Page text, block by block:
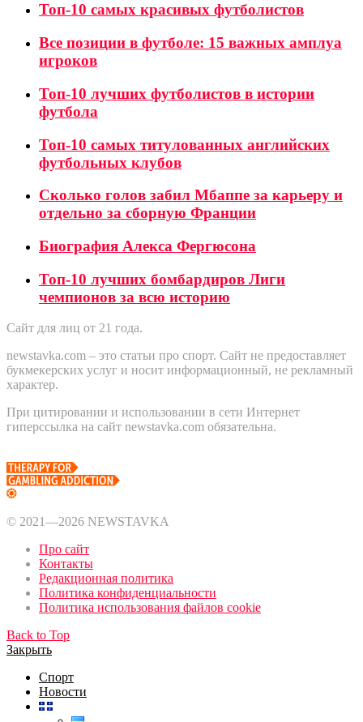
Топ-10 самых красивых футболистов
Все позиции в футболе: 15 важных амплуа
игроков
Топ-10 лучших футболистов в истории
футбола
Топ-10 самых титулованных английских
футбольных клубов
Сколько голов забил Мбаппе за карьеру и
отдельно за сборную Франции
Биография Алекса Фергюсона
Топ-10 лучших бомбардиров Лиги
чемпионов за всю историю
Сайт для лиц от 21 года.
newstavka.com – это статьи про спорт. Сайт не предоставляет
букмекерских услуг и носит информационный, не рекламный
характер.
При цитировании и использовании в сети Интернет
гиперссылка на сайт newstavka.com обязательна.
© 2021—2026 NEWSTAVKA
Про сайт
Контакты
Редакционная политика
Политика конфиденциальности
Политика использования файлов cookie
Back to Top
Закрыть
Спорт
Новости